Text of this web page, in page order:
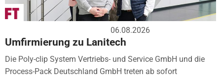
06.08.2026
Umfirmierung zu Lanitech
Die Poly-clip System Vertriebs- und Service GmbH und die
Process-Pack Deutschland GmbH treten ab sofort